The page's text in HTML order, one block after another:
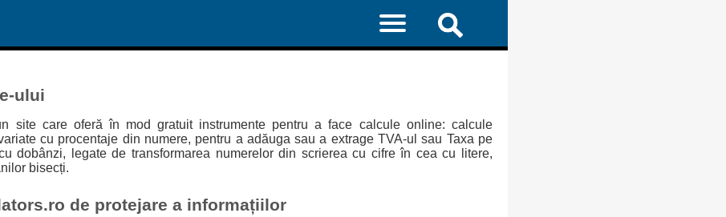
ului
site care oferă în mod gratuit instrumente pentru a face calcule online: calcule
cu procentaje din numere, pentru a adăuga sau a extrage TVA-ul sau Taxa pe
dobânzi, legate de transformarea numerelor din scrierea cu cifre în cea cu litere,
bisecți.
de protejare a informațiilor